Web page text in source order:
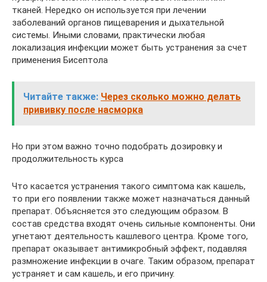
тканей. Нередко он используется при лечении
заболеваний органов пищеварения и дыхательной
системы. Иными словами, практически любая
локализация инфекции может быть устранения за счет
применения Бисептола
Читайте также: Через сколько можно делать
прививку после насморка
Но при этом важно точно подобрать дозировку и
продолжительность курса
Что касается устранения такого симптома как кашель,
то при его появлении также может назначаться данный
препарат. Объясняется это следующим образом. В
состав средства входят очень сильные компоненты. Они
угнетают деятельность кашлевого центра. Кроме того,
препарат оказывает антимикробный эффект, подавляя
размножение инфекции в очаге. Таким образом, препарат
устраняет и сам кашель, и его причину.